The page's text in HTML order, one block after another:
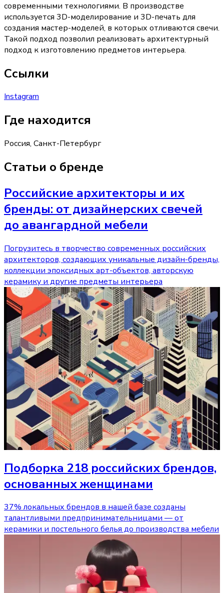
современными технологиями. В производстве
используется 3D-моделирование и 3D-печать для
создания мастер-моделей, в которых отливаются свечи.
Такой подход позволил реализовать архитектурный
подход к изготовлению предметов интерьера.
Ссылки
Instagram
Где находится
Россия, Санкт-Петербург
Статьи о бренде
Российские архитекторы и их
бренды: от дизайнерских свечей
до авангардной мебели
Погрузитесь в творчество современных российских
архитекторов, создающих уникальные дизайн-бренды,
коллекции эпоксидных арт-объектов, авторскую
керамику и другие предметы интерьера
Подборка 218 российских брендов,
основанных женщинами
37% локальных брендов в нашей базе созданы
талантливыми предпринимательницами — от
керамики и постельного белья до производства мебели